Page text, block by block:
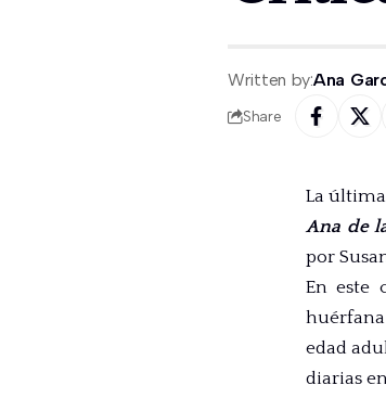
Written by:Ana
Share
La
Ana de
por
En este
edad
diarias